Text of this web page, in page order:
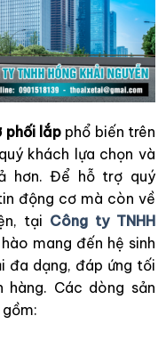
phối lắp phổ biến trên
khách lựa chọn và
hơn. Để hỗ trợ quý
động cơ mà còn về
tại Công ty TNHH
mang đến hệ sinh
đa dạng, đáp ứng tối
hàng. Các dòng sản